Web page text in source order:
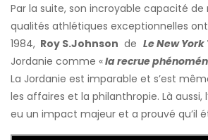
Par la suite, son incroyable capacité
qualités athlétiques exceptionnelles ont
1984, Roy S.Johnson de Le New York
Jordanie comme «la recrue
La Jordanie est imparable et s’est
les affaires et la philanthropie. Là aussi,
eu un impact majeur et a prouvé qu’il